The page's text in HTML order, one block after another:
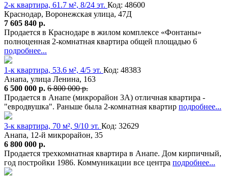
2-к квартира, 61.7 м², 8/24 эт. Код: 48600
Краснодар, Воронежская улица, 47Д
7 605 840 р.
Продается в Краснодаре в жилом комплексе «Фонтаны»
полноценная 2-комнатная квартира общей площадью 6
подробнее...
1-к квартира, 53.6 м², 4/5 эт. Код: 48383
Анапа, улица Ленина, 163
6 500 000 р. 6 800 000 р.
Продается в Анапе (микрорайон 3А) отличная квартира -
"евродвушка". Раньше была 2-комнатная квартир подробнее...
3-к квартира, 70 м², 9/10 эт. Код: 32629
Анапа, 12-й микрорайон, 35
6 800 000 р.
Продается трехкомнатная квартира в Анапе. Дом кирпичный,
год постройки 1986. Коммуникации все центра подробнее...